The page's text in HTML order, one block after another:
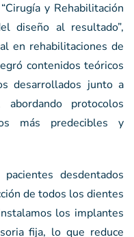
y Rehabilitación
diseño al resultado”,
en rehabilitaciones de
contenidos teóricos
desarrollados junto a
protocolos
más predecibles y
desdentados
de todos los dientes
los implantes
fija, lo que reduce